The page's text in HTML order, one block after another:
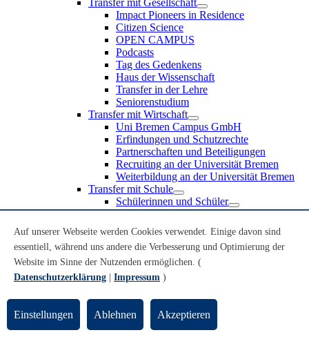
Impact Pioneers in Residence
Citizen Science
OPEN CAMPUS
Podcasts
Tag des Gedenkens
Haus der Wissenschaft
Transfer in der Lehre
Seniorenstudium
Transfer mit Wirtschaft
Uni Bremen Campus GmbH
Erfindungen und Schutzrechte
Partnerschaften und Beteiligungen
Recruiting an der Universität Bremen
Weiterbildung an der Universität Bremen
Transfer mit Schule
Schülerinnen und Schüler
MINT-Schnupperstudium
Schulklassen
Lehrkräfte
Gründungsunterstützung
UniTransfer - Servicestelle für Transferaktivitäten
Transferpreis der Universität Bremen
Innovation & Gründung
Public Engagement
Auf unserer Webseite werden Cookies verwendet. Einige davon sind
essentiell, während uns andere die Verbesserung und Optimierung der
Website im Sinne der Nutzenden ermöglichen. (
Datenschutzerklärung
Impressum )
Einstellungen Ablehnen Akzeptieren